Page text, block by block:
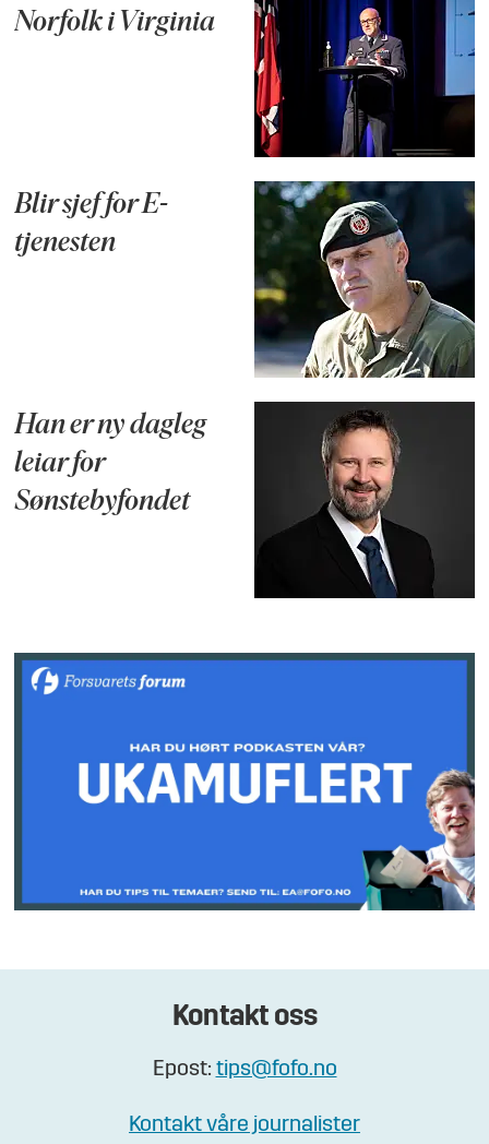
Norfolk i Virginia
Blir sjef for E-
tjenesten
Han er ny dagleg
leiar for
Sønstebyfondet
Kontakt oss
Epost: tips@fofo.no
Kontakt våre journalister